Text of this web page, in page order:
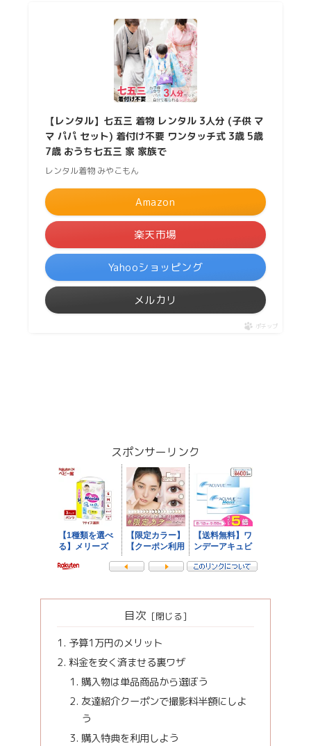
【レンタル】七五三 着物 レンタル 3人分 (子供 マ
マ パパ セット) 着付け不要 ワンタッチ式 3歳 5歳
7歳 おうち七五三 家 家族で
レンタル着物 みやこもん
Amazon
楽天市場
Yahooショッピング
メルカリ
ポチップ
スポンサーリンク
目次
予算1万円のメリット
料金を安く済ませる裏ワザ
購入物は単品商品から選ぼう
友達紹介クーポンで撮影料半額にしよ
う
購入特典を利用しよう